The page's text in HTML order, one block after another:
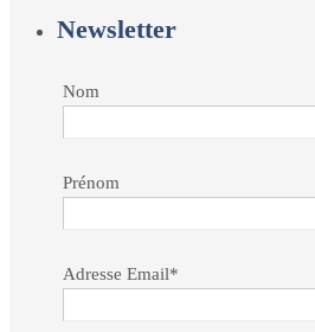
Newsletter
Nom
Prénom
Adresse Email*